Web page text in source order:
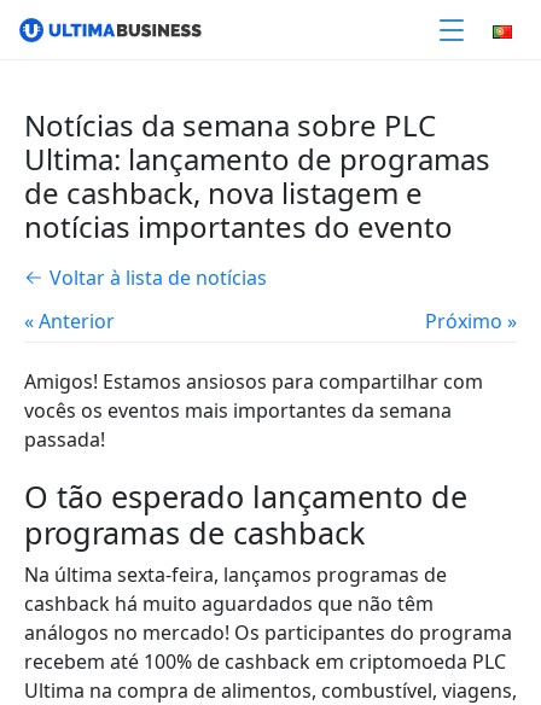
Notícias da semana sobre PLC
Ultima: lançamento de programas
de cashback, nova listagem e
notícias importantes do evento
Voltar à lista de notícias
« Anterior
Próximo »
Amigos! Estamos ansiosos para compartilhar com
vocês os eventos mais importantes da semana
passada!
O tão esperado lançamento de
programas de cashback
Na última sexta-feira, lançamos programas de
cashback há muito aguardados que não têm
análogos no mercado! Os participantes do programa
recebem até 100% de cashback em criptomoeda PLC
Ultima na compra de alimentos, combustível, viagens,